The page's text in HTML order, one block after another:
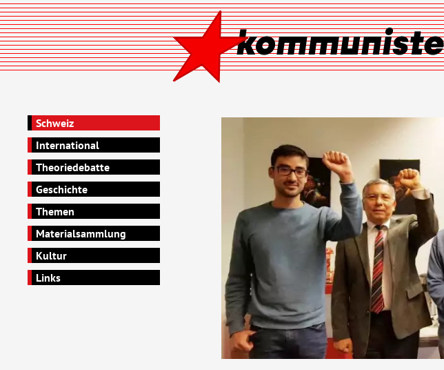
Schweiz
International
Theoriedebatte
Geschichte
Themen
Materialsammlung
Kultur
Links